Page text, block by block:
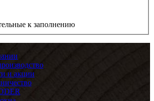
к заполнению
и акции